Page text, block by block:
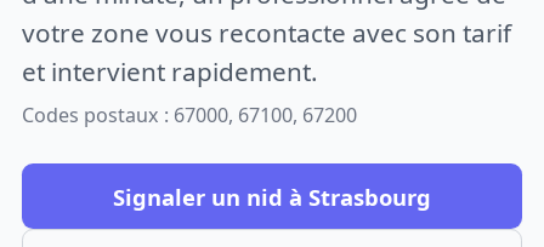
votre zone vous recontacte avec son tarif
et intervient rapidement.
Codes postaux : 67000, 67100, 67200
Signaler un nid à Strasbourg